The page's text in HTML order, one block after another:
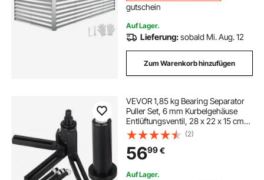
gutschein
Auf Lager.
Lieferung:sobald Mi. Aug. 12
Zum Warenkorb hinzufügen
VEVOR 1,85 kg Bearing Separator
Puller Set, 6 mm Kurbelgehäuse
Entlüftungsventil, 28 x 22 x 15 cm
Lager Abzieher Satz
Kurbelgehäuses, Bearing Separator
Puller Set
(2)
5699€
Auf Lager.